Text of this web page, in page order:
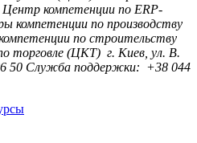
Центр компетенции по ERP-
компетенции по производству
по строительству
торговле (ЦКТ) г. Киев, ул. B.
50 Служба поддержки: +38 044